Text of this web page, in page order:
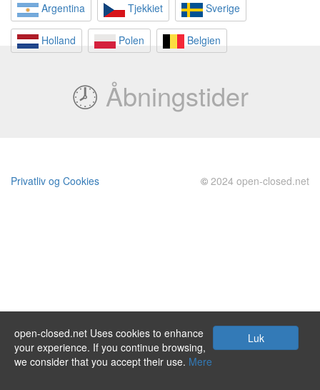
Luk
open-closed.net Uses cookies to enhance
your experience. If you continue browsing,
we consider that you accept their use. Mere
Argentina Tjekkiet Sverige
Holland Polen Belgien
🕗 Åbningstider
Privatliv og Cookies © 2024 open-closed.net